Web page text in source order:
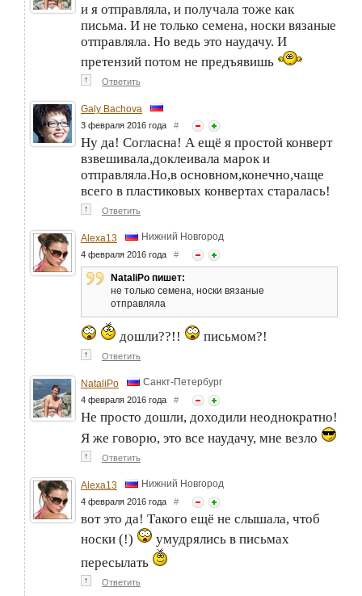
и я отправляла, и получала тоже как
письма. И не только семена, носки вязаные
отправляла. Но ведь это наудачу. И
претензий потом не предъявишь
↑ Ответить
Galy Bachova
3 февраля 2016 года #
Ну да! Согласна! А ещё я простой конверт
взвешивала,доклеивала марок и
отправляла.Но,в основном,конечно,чаще
всего в пластиковых конвертах старалась!
↑ Ответить
Alexa13 Нижний Новгород
4 февраля 2016 года #
NataliPo пишет:
не только семена, носки вязаные
отправляла
дошли??!! письмом?!
↑ Ответить
NataliPo Санкт-Петербург
4 февраля 2016 года #
Не просто дошли, доходили неоднократно!
Я же говорю, это все наудачу, мне везло
↑ Ответить
Alexa13 Нижний Новгород
4 февраля 2016 года #
вот это да! Такого ещё не слышала, чтоб
носки (!)
умудрялись в письмах
пересылать
↑ Ответить